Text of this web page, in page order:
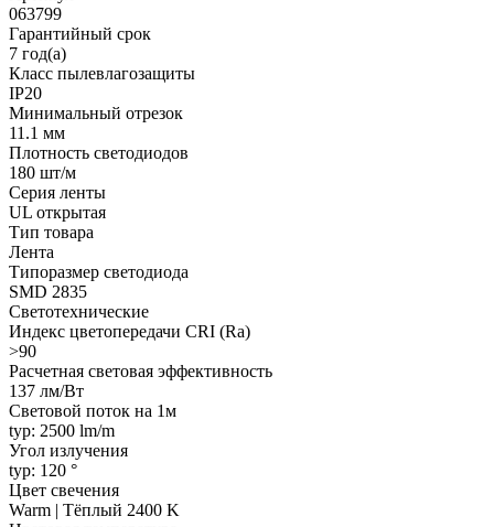
063799
Гарантийный срок
7 год(а)
Класс пылевлагозащиты
IP20
Минимальный отрезок
11.1 мм
Плотность светодиодов
180 шт/м
Серия ленты
UL открытая
Тип товара
Лента
Типоразмер светодиода
SMD 2835
Светотехнические
Индекс цветопередачи CRI (Ra)
>90
Расчетная световая эффективность
137 лм/Вт
Световой поток на 1м
typ: 2500 lm/m
Угол излучения
typ: 120 °
Цвет свечения
Warm | Тёплый 2400 K